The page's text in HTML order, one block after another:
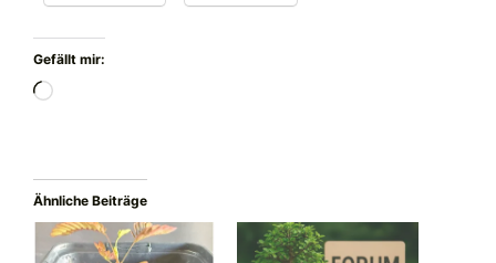
Gefällt mir:
Wird
Ähnliche Beiträge